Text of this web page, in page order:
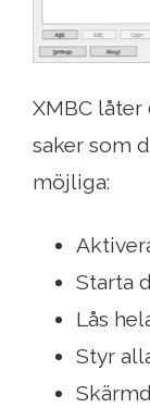
XMBC
saker som
möjliga:
Starta
Lås
Styr